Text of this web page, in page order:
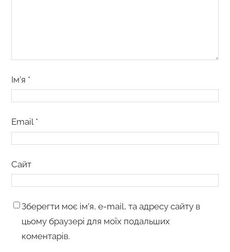
Ім’я *
Email *
Сайт
Зберегти моє ім’я, e-mail, та адресу сайту в
цьому браузері для моїх подальших
коментарів.